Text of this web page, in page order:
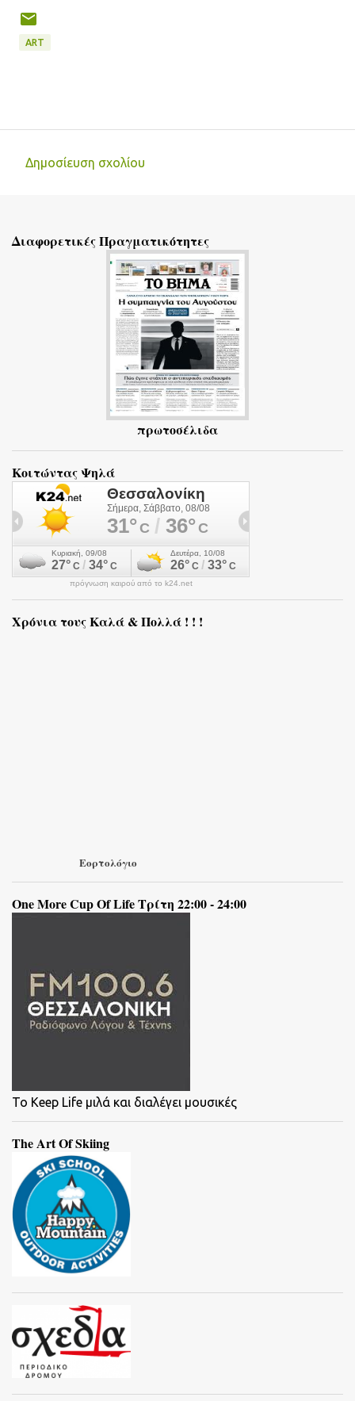
ART
λ
Δημοσίευση σχολίου
Διαφορετικές Πραγματικότητες
πρωτοσέλιδα
Κοιτώντας Ψηλά
πρόγνωση καιρού από το k24.net
Χρόνια τους Καλά & Πολλά ! ! !
Εορτολόγιο
One More Cup Of Life Τρίτη 22:00 - 24:00
To Keep Life μιλά και διαλέγει μουσικές
The Art Of Skiing